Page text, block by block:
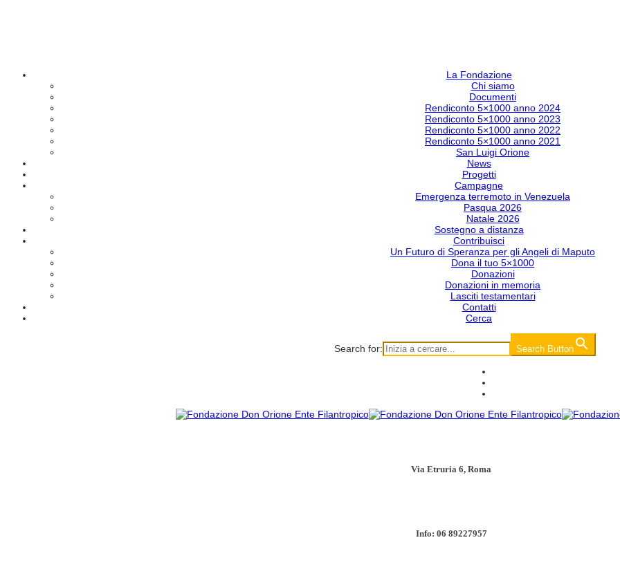
La Fondazione
Chi siamo
Documenti
Rendiconto 5×1000 anno 2024
Rendiconto 5×1000 anno 2023
Rendiconto 5×1000 anno 2022
Rendiconto 5×1000 anno 2021
San Luigi Orione
News
Progetti
Campagne
Emergenza terremoto in Venezuela
Pasqua 2026
Natale 2026
Sostegno a distanza
Contribuisci
Un Futuro di Speranza per gli Angeli di Maputo
Dona il tuo 5×1000
Donazioni
Donazioni in memoria
Lasciti testamentari
Contatti
Cerca
Search for: Search Button
Via Etruria 6, Roma
Info: 06 89227957